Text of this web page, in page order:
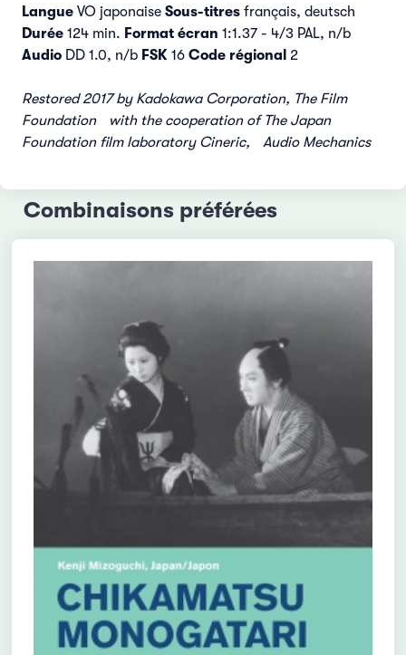
Langue VO japonaise Sous-titres français, deutsch
Durée 124 min. Format écran 1:1.37 - 4/3 PAL, n/b
Audio DD 1.0, n/b FSK 16 Code régional 2
Restored 2017 by Kadokawa Corporation, The Film
Foundation with the cooperation of The Japan
Foundation film laboratory Cineric, Audio Mechanics
Combinaisons préférées